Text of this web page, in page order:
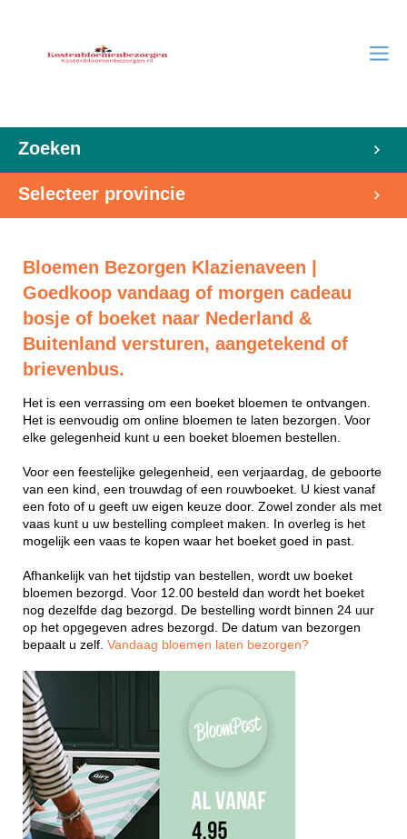
Zoeken
Selecteer provincie
Bloemen Bezorgen Klazienaveen |
Goedkoop vandaag of morgen cadeau
bosje of boeket naar Nederland &
Buitenland versturen, aangetekend of
brievenbus.
Het is een verrassing om een boeket bloemen te ontvangen.
Het is eenvoudig om online bloemen te laten bezorgen. Voor
elke gelegenheid kunt u een boeket bloemen bestellen.
Voor een feestelijke gelegenheid, een verjaardag, de geboorte
van een kind, een trouwdag of een rouwboeket. U kiest vanaf
een foto of u geeft uw eigen keuze door. Zowel zonder als met
vaas kunt u uw bestelling compleet maken. In overleg is het
mogelijk een vaas te kopen waar het boeket goed in past.
Afhankelijk van het tijdstip van bestellen, wordt uw boeket
bloemen bezorgd. Voor 12.00 besteld dan wordt het boeket
nog dezelfde dag bezorgd. De bestelling wordt binnen 24 uur
op het opgegeven adres bezorgd. De datum van bezorgen
bepaalt u zelf. Vandaag bloemen laten bezorgen?